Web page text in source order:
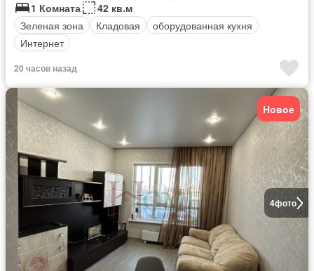
1 Комната
42 кв.м
Зеленая зона
Кладовая
оборудованная кухня
Интернет
20 часов назад
4фото
Новое